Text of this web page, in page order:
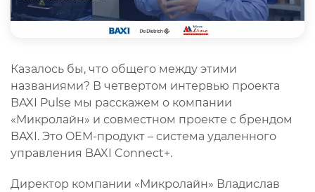
Казалось бы, что общего между этими
названиями? В четвертом интервью проекта
BAXI Pulse мы расскажем о компании
«Микролайн» и совместном проекте с брендом
BAXI. Это OEM-продукт – система удаленного
управления BAXI Connect+.
Директор компании «Микролайн» Владислав